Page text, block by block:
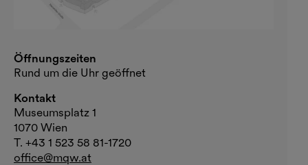
Öffnungszeiten
Rund um die Uhr geöffnet
Kontakt
Museumsplatz 1
1070 Wien
T. +43 1 523 58 81-1720
office@mqw.at